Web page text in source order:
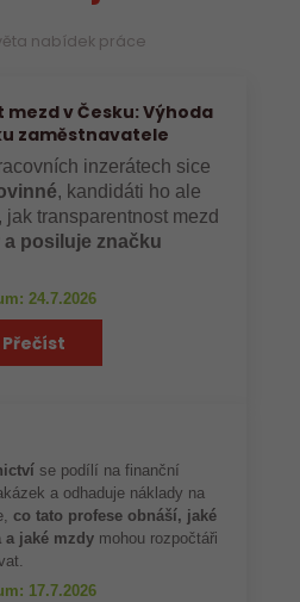
nabídek práce
v Česku: Výhoda
zaměstnavatele
inzerátech sice
, kandidáti ho ale
transparentnost mezd
posiluje značku
24.7.2026
Přečíst
se podílí na finanční
a odhaduje náklady na
co tato profese obnáší, jaké
a jaké mzdy mohou rozpočtáři
17.7.2026